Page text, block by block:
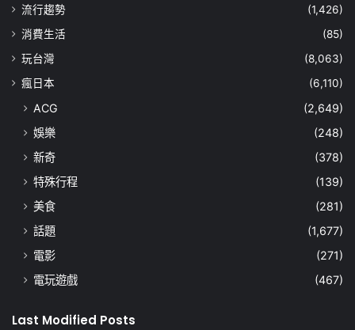
流行趨勢
(1,426)
消費生活
(85)
玩台灣
(8,063)
瘋日本
(6,110)
ACG
(2,649)
娛樂
(248)
新奇
(378)
特殊行程
(139)
美食
(281)
話題
(1,677)
電影
(271)
電玩遊戲
(467)
Last Modified Posts